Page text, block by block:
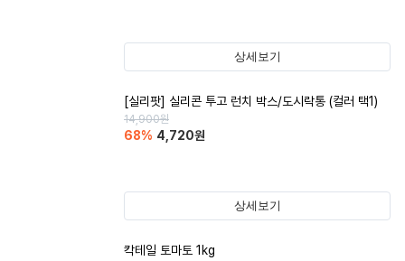
상세보기
[실리팟] 실리콘 투고 런치 박스/도시락통 (컬러 택1)
14,900원
68% 4,720원
상세보기
칵테일 토마토 1kg